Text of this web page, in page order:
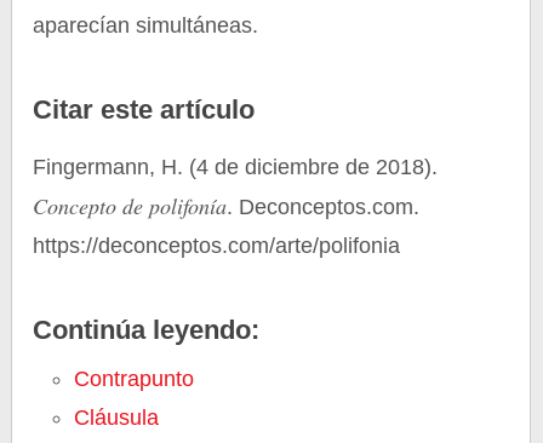
aparecían simultáneas.
Citar este artículo
Fingermann, H. (4 de diciembre de 2018).
Concepto de polifonía. Deconceptos.com.
https://deconceptos.com/arte/polifonia
Continúa leyendo:
Contrapunto
Cláusula